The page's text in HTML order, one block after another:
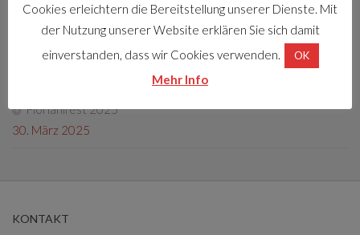
4. Oktober 2025
Fotos Florianifest 2025
Florianifest 2025
30. März 2025
KONTAKT
Cookies erleichtern die Bereitstellung unserer Dienste. Mit
der Nutzung unserer Website erklären Sie sich damit
einverstanden, dass wir Cookies verwenden.
OK
Mehr Info